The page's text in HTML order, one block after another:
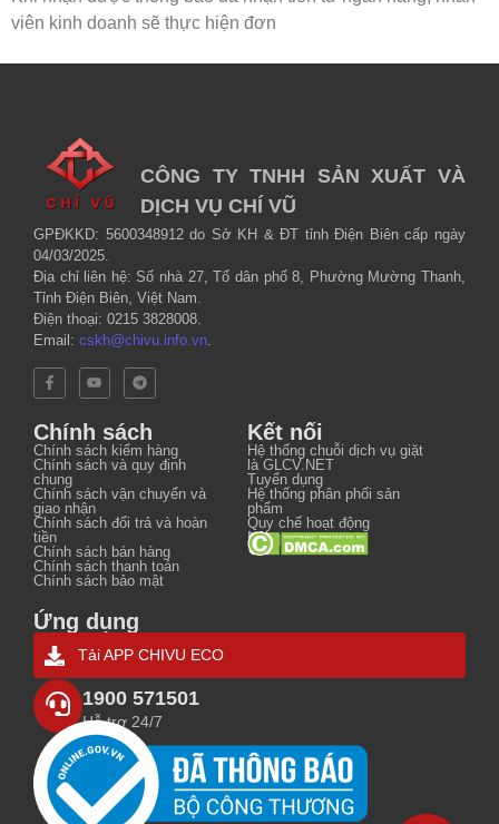
viên kinh doanh sẽ thực hiện đơn
CÔNG TY TNHH SẢN XUẤT VÀ
DỊCH VỤ CHÍ VŨ
GPĐKKD: 5600348912 do Sở KH & ĐT tỉnh Điện Biên cấp ngày
04/03/2025.
Địa chỉ liên hệ: Số nhà 27, Tổ dân phố 8, Phường Mường Thanh,
Tỉnh Điện Biên, Việt Nam.
Điện thoại: 0215 3828008.
Email: cskh@chivu.info.vn.
Chính sách
Chính sách kiểm hàng
Chính sách và quy định
chung
Chính sách vận chuyển và
giao nhận
Chính sách đổi trả và hoàn
tiền
Chính sách bán hàng
Chính sách thanh toán
Chính sách bảo mật
Kết nối
Hệ thống chuỗi dịch vụ giặt
là GLCV.NET
Tuyển dụng
Hệ thống phân phối sản
phẩm
Quy chế hoạt động
Nội quy
Ứng dụng
Tải APP CHIVU ECO
1900 571501
Hỗ trợ 24/7